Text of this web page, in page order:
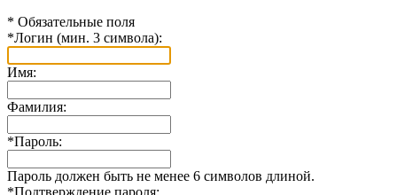
* Обязательные поля
*Логин (мин. 3 символа):
Имя:
Фамилия:
*Пароль:
Пароль должен быть не менее 6 символов длиной.
*Подтверждение пароля: